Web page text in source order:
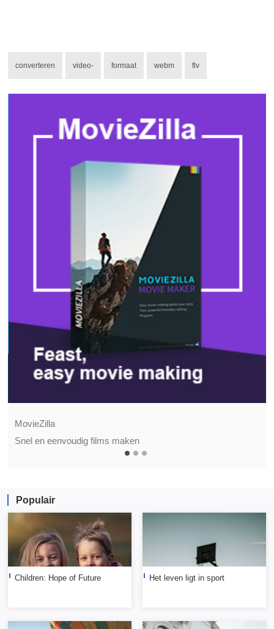
converteren video- formaat webm flv
MovieZilla
Snel en eenvoudig films maken
Populair
Children: Hope of Future Het leven ligt in sport